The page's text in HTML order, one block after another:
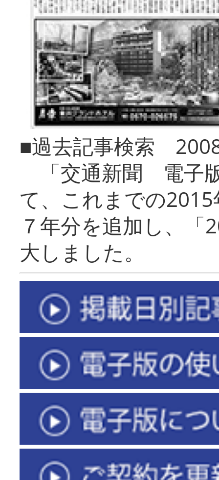
■過去記事検索
「交通新聞 電子
て、これまでの
７年分を追加し、「
大しまし